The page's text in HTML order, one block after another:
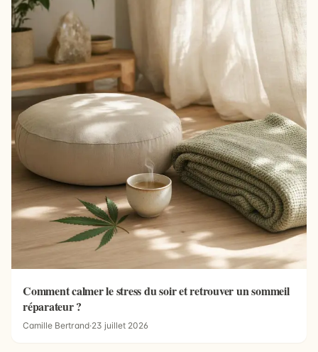
Comment calmer le stress du soir et retrouver un sommeil
réparateur ?
Camille Bertrand·23 juillet 2026